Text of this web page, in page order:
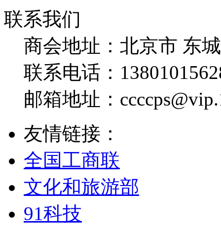
联系我们
商会地址： 北京市 东
联系电话：
邮箱地址：
友情链接：
全国工商联
文化和旅游部
91科技